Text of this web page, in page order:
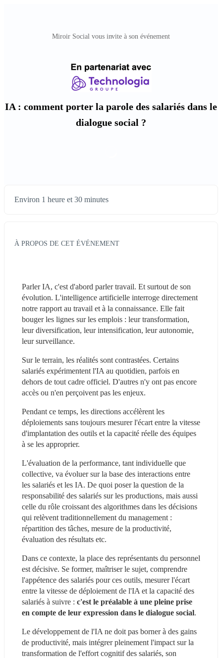
Miroir Social vous invite à son événement
IA : comment porter la parole des salariés dans le
dialogue social ?
Environ 1 heure et 30 minutes
À PROPOS DE CET ÉVÉNEMENT
Parler IA, c'est d'abord parler travail. Et surtout de son
évolution. L'intelligence artificielle interroge directement
notre rapport au travail et à la connaissance. Elle fait
bouger les lignes sur les emplois : leur transformation,
leur diversification, leur intensification, leur autonomie,
leur surveillance.
Sur le terrain, les réalités sont contrastées. Certains
salariés expérimentent l'IA au quotidien, parfois en
dehors de tout cadre officiel. D'autres n'y ont pas encore
accès ou n'en perçoivent pas les enjeux.
Pendant ce temps, les directions accélèrent les
déploiements sans toujours mesurer l'écart entre la vitesse
d'implantation des outils et la capacité réelle des équipes
à se les approprier.
L'évaluation de la performance, tant individuelle que
collective, va évoluer sur la base des interactions entre
les salariés et les IA. De quoi poser la question de la
responsabilité des salariés sur les productions, mais aussi
celle du rôle croissant des algorithmes dans les décisions
qui relèvent traditionnellement du management :
répartition des tâches, mesure de la productivité,
évaluation des résultats etc.
Dans ce contexte, la place des représentants du personnel
est décisive. Se former, maîtriser le sujet, comprendre
l'appétence des salariés pour ces outils, mesurer l'écart
entre la vitesse de déploiement de l'IA et la capacité des
salariés à suivre : c'est le préalable à une pleine prise
en compte de leur expression dans le dialogue social.
Le développement de l'IA ne doit pas borner à des gains
de productivité, mais intégrer pleinement l'impact sur la
transformation de l'effort cognitif des salariés, son